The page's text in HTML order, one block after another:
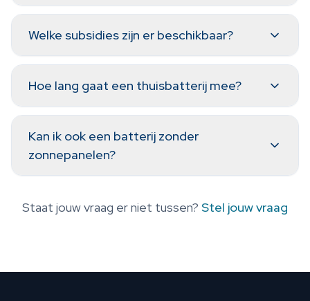
Welke subsidies zijn er beschikbaar?
Hoe lang gaat een thuisbatterij mee?
Kan ik ook een batterij zonder
zonnepanelen?
Staat jouw vraag er niet tussen? Stel jouw vraag